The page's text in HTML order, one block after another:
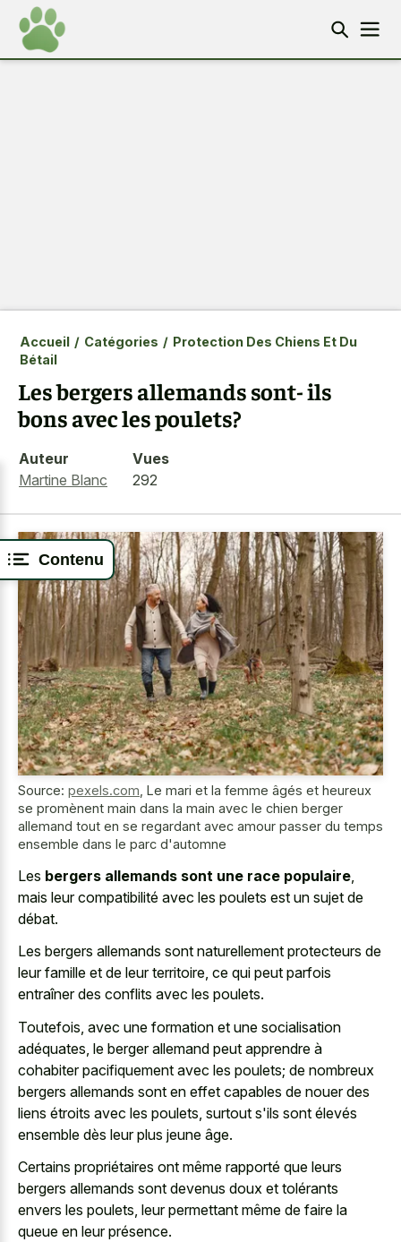
Contenu
Accueil / Catégories / Protection Des Chiens Et Du
Bétail
Les bergers allemands sont- ils
bons avec les poulets?
Auteur
Martine Blanc
Vues
292
Source: pexels.com Le mari et la femme âgés et heureux
se promènent main dans la main avec le chien berger
allemand tout en se regardant avec amour passer du temps
ensemble dans le parc d'automne
Les bergers allemands sont une race populaire
mais leur compatibilité avec les poulets est un sujet de
débat.
Les bergers allemands sont naturellement protecteurs de
leur famille et de leur territoire, ce qui peut parfois
entraîner des conflits avec les poulets.
Toutefois, avec une formation et une socialisation
adéquates, le berger allemand peut apprendre à
cohabiter pacifiquement avec les poulets; de nombreux
bergers allemands sont en effet capables de nouer des
liens étroits avec les poulets, surtout s'ils sont élevés
ensemble dès leur plus jeune âge.
Certains propriétaires ont même rapporté que leurs
bergers allemands sont devenus doux et tolérants
envers les poulets, leur permettant même de faire la
queue en leur présence.